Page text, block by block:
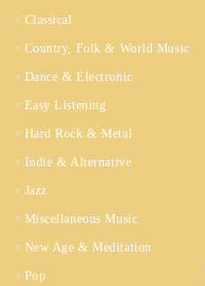
Classical
Country, Folk & World Music
Dance & Electronic
Easy Listening
Hard Rock & Metal
Indie & Alternative
Jazz
Miscellaneous Music
New Age & Meditation
Pop